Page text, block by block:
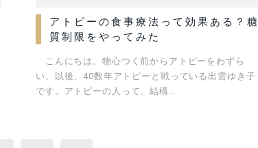
アトピーの食事療法って効果ある？糖
質制限をやってみた
こんにちは。物心つく前からアトピーをわずら
い、以後、40数年アトピーと戦っている出雲ゆき子
です。アトピーの人って、結構…